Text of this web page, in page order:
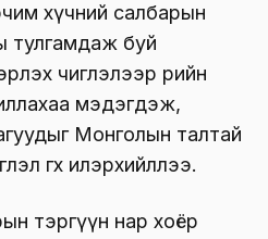
хүчний салбарын
тулгамдаж буй
чиглэлээр өөрийн
мэдэгдэж,
Монголын талтай
өгөхөө илэрхийллээ.
тэргүүн нар хоёр